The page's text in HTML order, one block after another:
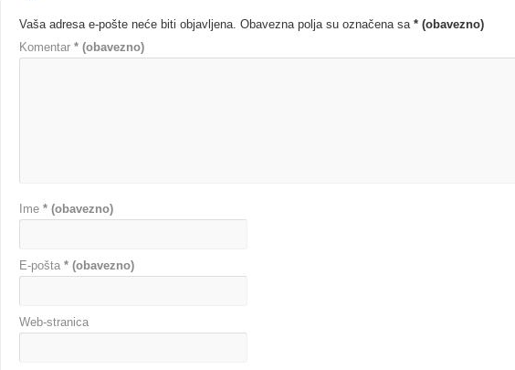
Vaša adresa e-pošte neće biti objavljena. Obavezna polja su označena sa * (obavezno)
Komentar * (obavezno)
Ime * (obavezno)
E-pošta * (obavezno)
Web-stranica